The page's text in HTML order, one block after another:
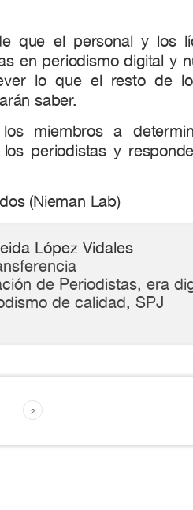
que el personal y los
en periodismo digital y
lo que el resto de
saber.
miembros a
los periodistas y
(Nieman Lab)
López Vidales
de Periodistas, era
de calidad, SPJ
2